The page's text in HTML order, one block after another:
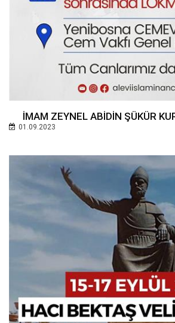
İMAM ZEYNEL ABİDİN ŞÜKÜR
01.09.2023